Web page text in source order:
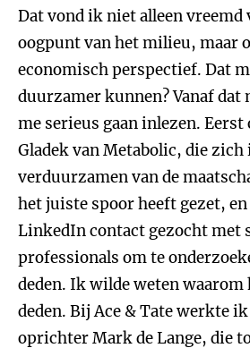
Dat vond ik niet alleen vreemd
oogpunt van het milieu, maar
economisch perspectief. Dat
duurzamer kunnen? Vanaf dat
me serieus gaan inlezen.
Gladek van Metabolic, die
verduurzamen van de
het juiste spoor heeft gezet,
LinkedIn contact gezocht met
professionals om te
deden. Ik wilde weten
deden. Bij Ace & Tate werkte
oprichter Mark de Lange, die